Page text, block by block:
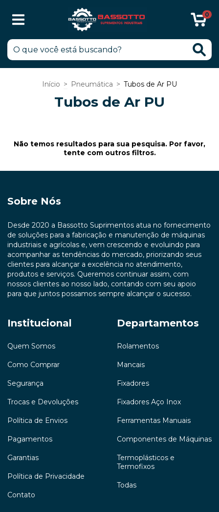
0
Início > Pneumática > Tubos de Ar PU
Tubos de Ar PU
Não temos resultados para sua pesquisa. Por favor,
tente com outros filtros.
Sobre Nós
Desde 2020 a Bassotto Suprimentos atua no fornecimento
de soluções para a fabricação e manutenção de máquinas
industriais e agrícolas e, vem crescendo e evoluindo para
acompanhar as tendências do mercado, priorizando seus
clientes para alcançar a excelência no atendimento,
produtos e serviços. Queremos continuar assim, com
nossos clientes ao nosso lado, contando com seu apoio
para que juntos possamos sempre alcançar o sucesso.
Institucional
Quem Somos
Como Comprar
Segurança
Trocas e Devoluções
Política de Envios
Pagamentos
Garantias
Política de Privacidade
Contato
Departamentos
Rolamentos
Mancais
Fixadores
Fixadores Aço Inox
Ferramentas Manuais
Componentes de Máquinas
Termoplásticos e
Termofixos
Todas